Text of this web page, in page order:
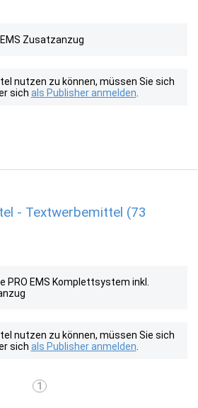
Zusatzanzug
nutzen zu können, müssen Sie sich
sich als Publisher anmelden
- Textwerbemittel (73
PRO EMS Komplettsystem inkl.
nutzen zu können, müssen Sie sich
sich als Publisher anmelden
1